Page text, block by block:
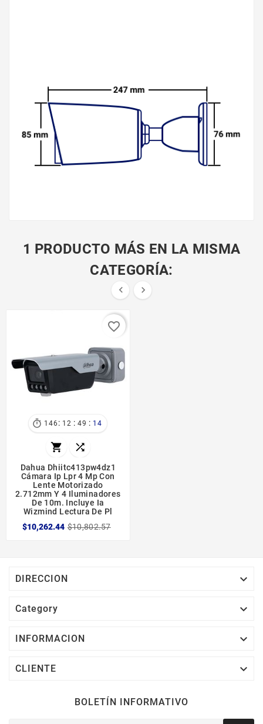
1 PRODUCTO MÁS EN LA MISMA
CATEGORÍA:
 
 146 : 12 : 49 : 14
 
Dahua Dhiitc413pw4dz1
Cámara Ip Lpr 4 Mp Con
Lente Motorizado
2.712mm Y 4 Iluminadores
De 10m. Incluye Ia
Wizmind Lectura De Pl
$10,262.44 $10,802.57
favorite_border
DIRECCION 
Category 
INFORMACION 
CLIENTE 
BOLETÍN INFORMATIVO